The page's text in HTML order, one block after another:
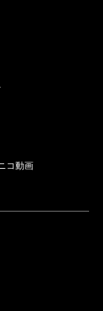
コ動画